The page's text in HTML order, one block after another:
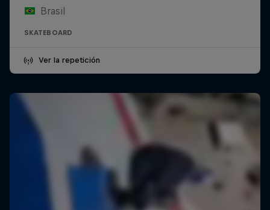
Brasil
SKATEBOARD
Ver la repetición